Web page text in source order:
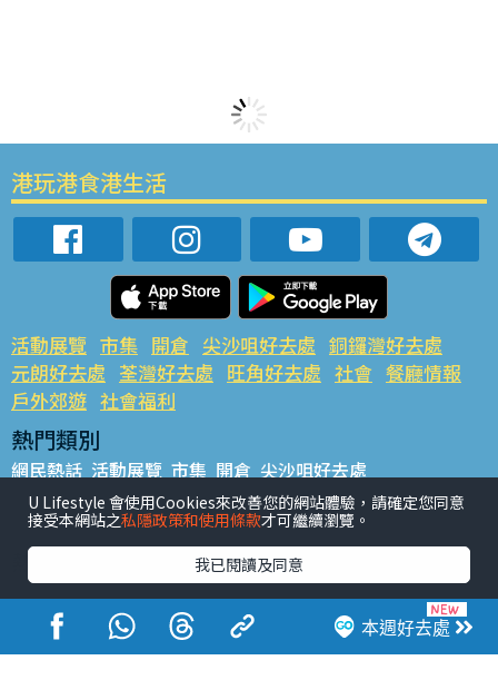
本週好去處
港玩港食港生活
活動展覽 市集 開倉 尖沙咀好去處 銅鑼灣好去處
元朗好去處 荃灣好去處 旺角好去處 社會 餐廳情報
戶外郊遊 社會福利
熱門類別
網民熱話 活動展覽 市集 開倉 尖沙咀好去處
銅鑼灣好去處 元朗好去處 荃灣好去處 旺角好去處 社會
餐廳情報 戶外郊遊
熱門標籤
#UGO搵好去處 #人氣活動推介 #美食社群熱話
#親子玩樂好去處
#ULifestyle應用程式
#限時搶
#UJetso禮物放送
#ULifestyle商戶中心 #著數 #網絡熱話
U Lifestyle 會使用Cookies來改善您的網站體驗，請確定您同意
接受本網站之私隱政策和使用條款才可繼續瀏覽。
我已閱讀及同意